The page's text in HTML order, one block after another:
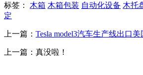
标签： 木箱 木箱包装 自动化设备 木托
定
上一篇： Tesla model3汽车生产线出口
上一篇：真没啦！